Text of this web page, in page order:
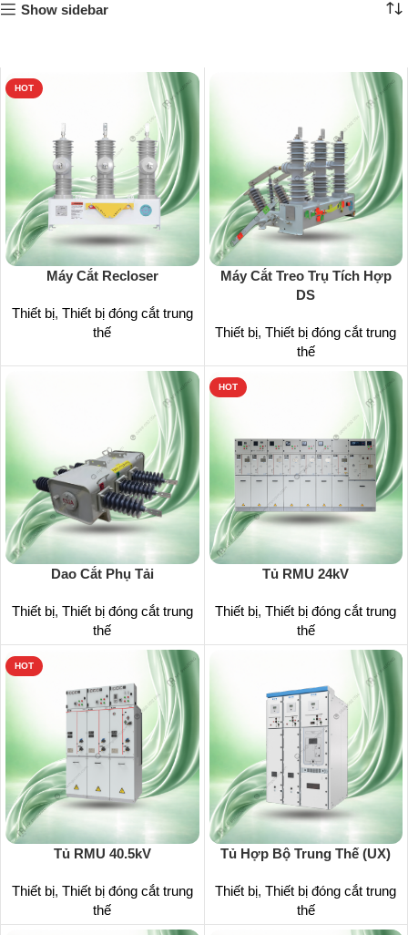
Show sidebar
HOT
Máy Cắt Recloser
Thiết bị, Thiết bị đóng cắt trung
thế
Máy Cắt Treo Trụ Tích Hợp
DS
Thiết bị,Thiết bị đóng cắt trung
thế
Dao Cắt Phụ Tải
Thiết bị, Thiết bị đóng cắt trung
thế
HOT
Tủ RMU 24kV
Thiết bị,Thiết bị đóng cắt trung
thế
HOT
Tủ RMU 40.5kV
Thiết bị, Thiết bị đóng cắt trung
thế
Tủ Hợp Bộ Trung Thế (UX)
Thiết bị,Thiết bị đóng cắt trung
thế